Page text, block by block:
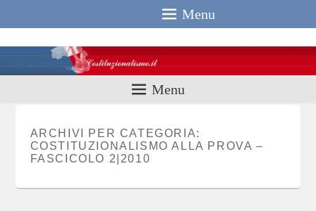
Menu
Menu
ARCHIVI PER CATEGORIA:
COSTITUZIONALISMO ALLA PROVA –
FASCICOLO 2|2010